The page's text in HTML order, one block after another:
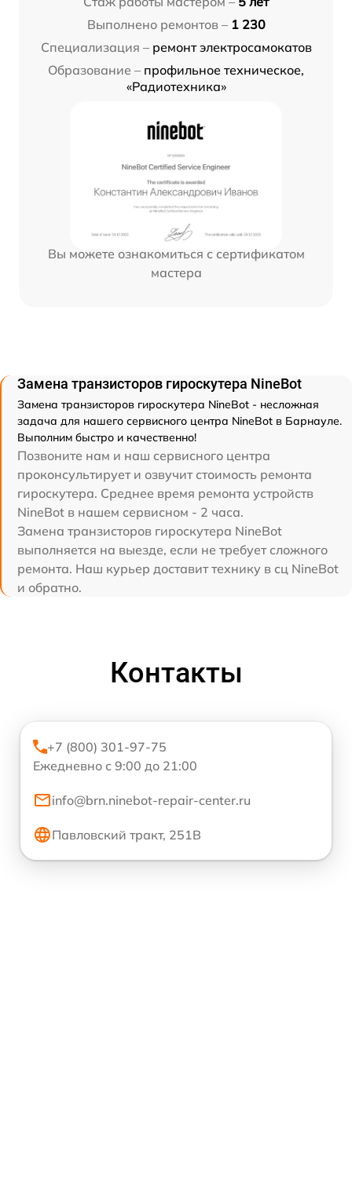
Выполнено ремонтов – 1 230
Специализация – ремонт электросамокатов
Образование – профильное техническое,
«Радиотехника»
Вы можете ознакомиться с сертификатом
мастера
Замена транзисторов гироскутера NineBot
Замена транзисторов гироскутера NineBot - несложная
задача для нашего сервисного центра NineBot в Барнауле.
Выполним быстро и качественно!
Позвоните нам и наш сервисного центра
проконсультирует и озвучит стоимость ремонта
гироскутера. Среднее время ремонта устройств
NineBot в нашем сервисном - 2 часа.
Замена транзисторов гироскутера NineBot
выполняется на выезде, если не требует сложного
ремонта. Наш курьер доставит технику в сц NineBot
и обратно.
Контакты
+7 (800) 301-97-75
Ежедневно с 9:00 до 21:00
info@brn.ninebot-repair-center.ru
Павловский тракт, 251В